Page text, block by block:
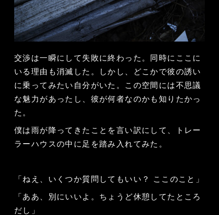
交渉は一瞬にして失敗に終わった。同時にここに
いる理由も消滅した。しかし、どこかで彼の誘い
に乗ってみたい自分がいた。この空間には不思議
な魅力があったし、彼が何者なのかも知りたかっ
た。
僕は雨が降ってきたことを言い訳にして、トレー
ラーハウスの中に足を踏み入れてみた。
「ねえ、いくつか質問してもいい？ ここのこと」
「ああ、別にいいよ。ちょうど休憩してたところ
だし」